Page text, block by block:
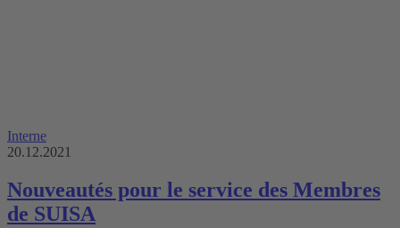
Interne
20.12.2021
Nouveautés pour le service des Membres
de SUISA